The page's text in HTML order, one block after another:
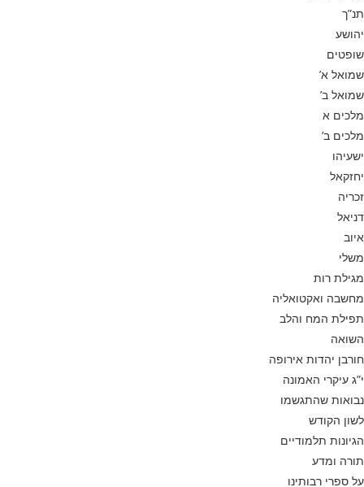
תנ”ך
יהושע
שופטים
שמואל א’
שמואל ב’
מלכים א
מלכים ב’
ישעיהו
יחזקאל
זכריה
דניאל
איוב
משלי
מגילת רות
מחשבה ואקטואליה
תפילת המח והלב
השואה
חורבן יהדות אירופה
י”ג עיקרי האמונה
נבואות שהתגשמו
לשון הקודש
הגיונות תלמודיים
תורה ומדע
על ספרי רבותינו